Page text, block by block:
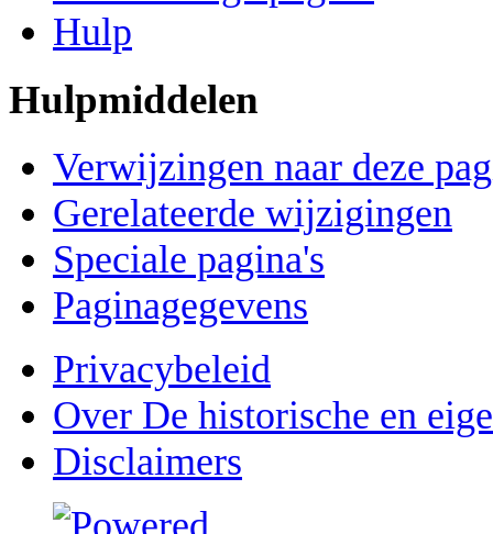
Hulp
Hulpmiddelen
Verwijzingen naar deze
Gerelateerde wijzigingen
Speciale pagina's
Paginagegevens
Privacybeleid
Over De historische en
Disclaimers